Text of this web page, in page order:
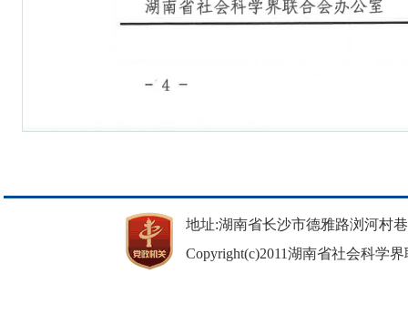
地址:湖南省长沙市德雅路浏河村
Copyright(c)2011湖南省社会科学